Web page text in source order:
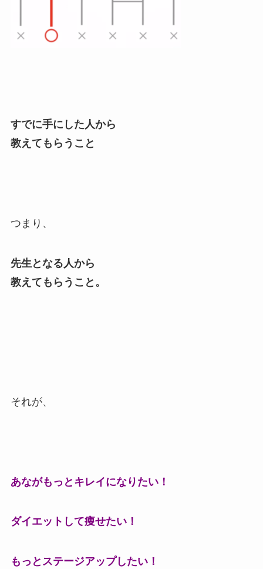
すでに手にした人から
教えてもらうこと
つまり、
先生となる人から
教えてもらうこと。
それが、
あながもっとキレイになりたい！
ダイエットして痩せたい！
もっとステージアップしたい！